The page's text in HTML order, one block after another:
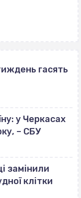
гасять
у Черкасах
– СБУ
замінили
клітки